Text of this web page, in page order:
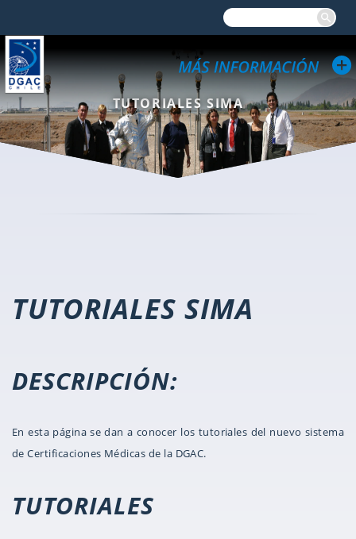
TUTORIALES SIMA
TUTORIALES SIMA
DESCRIPCIÓN:
En esta página se dan a conocer los tutoriales del nuevo sistema
de Certificaciones Médicas de la DGAC.
TUTORIALES